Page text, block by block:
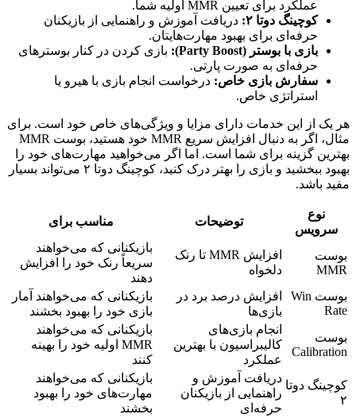
عملکرد برای تعیین MMR اولیه شما.
کوچینگ دوتا ۲:
دریافت آموزش و راهنمایی از بازیکنان
حرفه‌ای برای بهبود مهارت‌هایتان.
بازی با بوستر (Party Boost):
بازی کردن در کنار بوسترهای
حرفه‌ای به صورت پارتی.
سفارش بازی خاص: درخواست انجام بازی با هیرو یا
استراتژی خاص.
هر یک از این خدمات دارای مزایا و ویژگی‌های خاص خود است. برای
مثال، اگر به دنبال افزایش سریع MMR خود هستید، بوست MMR
بهترین گزینه برای شما است. اما اگر می‌خواهید مهارت‌های خود را
بهبود ببخشید و بازی را بهتر درک کنید، کوچینگ دوتا ۲ می‌تواند بسیار
مفید باشد.
نوع
سرویس
توضیحات مناسب برای
بوست
MMR
افزایش MMR تا رنک
دلخواه
بازیکنانی که می‌خواهند
سریعاً رنک خود را افزایش
دهند
بوست Win
Rate
افزایش درصد برد در
بازی‌ها
بازیکنانی که می‌خواهند آمار
بازی خود را بهبود بخشند
بوست
Calibration
انجام بازی‌های
کالیبراسیون با بهترین
عملکرد
بازیکنانی که می‌خواهند
MMR اولیه خود را بهینه
کنند
کوچینگ دوتا
۲
دریافت آموزش و
راهنمایی از بازیکنان
حرفه‌ای
بازیکنانی که می‌خواهند
مهارت‌های خود را بهبود
بخشند